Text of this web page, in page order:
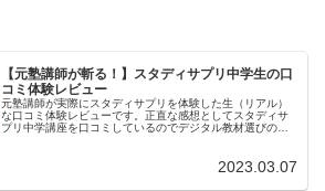
【元塾講師が斬る！】スタディサプリ中学生の口
コミ体験レビュー
元塾講師が実際にスタディサプリを体験した生（リアル）
な口コミ体験レビューです。正直な感想としてスタディサ
プリ中学講座を口コミしているのでデジタル教材選びの参
2023.03.07